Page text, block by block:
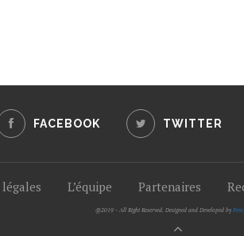
FACEBOOK TWITTER
L’équipe Partenaires
@2019 - All Right Reserved. Designed and Developed by